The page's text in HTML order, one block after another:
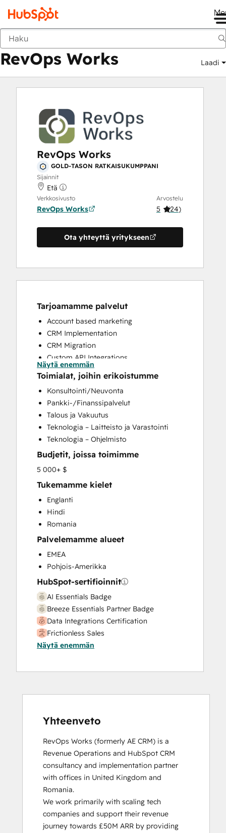
Markkinapaikka
RevOps Works Laadi
RevOps Works
GOLD-TASON RATKAISUKUMPPANI
Sijainnit
Etä
Verkkosivusto
RevOps Works
Arvostelu
5 (24)
Ota yhteyttä yritykseen
Tarjoamamme palvelut
Account based marketing
CRM Implementation
CRM Migration
Custom API Integrations
Customer Marketing
Customer Success Training
Customer Support Training
Customer Survey and Analysis
Email Marketing
Full Inbound Marketing Services
Help Desk Implementation
HubSpot Onboarding
Knowledge Base Development
Marketing Hub Professional Onboarding
Programmable Automation
Sales and Marketing Alignment
Sales Coaching and Training
Sales Enablement
Sales Hub Enterprise Onboarding
Sales Hub Professional Onboarding
Service Hub Professional Onboarding
Näytä enemmän
Toimialat, joihin erikoistumme
Konsultointi/Neuvonta
Pankki-/Finanssipalvelut
Talous ja Vakuutus
Teknologia – Laitteisto ja Varastointi
Teknologia – Ohjelmisto
Budjetit, joissa toimimme
5 000+ $
Tukemamme kielet
Englanti
Hindi
Romania
Palvelemamme alueet
EMEA
Pohjois-Amerikka
HubSpot-sertifioinnit
AI Essentials Badge
Breeze Essentials Partner Badge
Data Integrations Certification
Frictionless Sales
HubSpot Implementation for Partners
Certification
Inbound
Platform Consulting
Näytä enemmän
Yhteenveto
RevOps Works (formerly AE CRM) is a
Revenue Operations and HubSpot CRM
consultancy and implementation partner
with offices in United Kingdom and
Romania.
We work primarily with scaling tech
companies and support their revenue
journey towards £50M ARR by providing